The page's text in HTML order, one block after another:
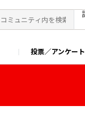
投票／アンケート